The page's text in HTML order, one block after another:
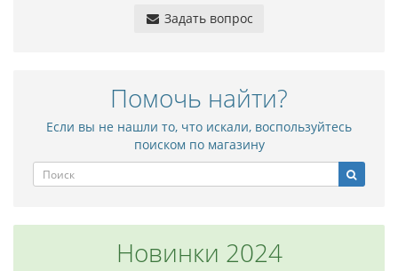
Задать вопрос
Помочь найти?
Если вы не нашли то, что искали, воспользуйтесь
поиском по магазину
Новинки 2024